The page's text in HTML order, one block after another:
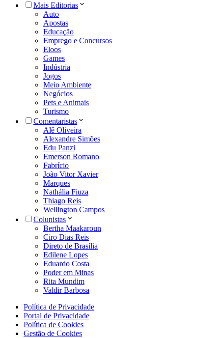
Mais Editorias
Auto
Apostas
Educação
Emprego e Concursos
Eloos
Games
Indústria
Jogos
Meio Ambiente
Negócios
Pets e Animais
Turismo
Comentaristas
Alê Oliveira
Alexandre Simões
Edu Panzi
Emerson Romano
Fabrício
João Vitor Xavier
Marques
Nathália Fiuza
Thiago Reis
Wellington Campos
Colunistas
Bertha Maakaroun
Ciro Dias Reis
Direto de Brasília
Edilene Lopes
Eduardo Costa
Poder em Minas
Rita Mundim
Valdir Barbosa
Política de Privacidade
Portal de Privacidade
Política de Cookies
Gestão de Cookies